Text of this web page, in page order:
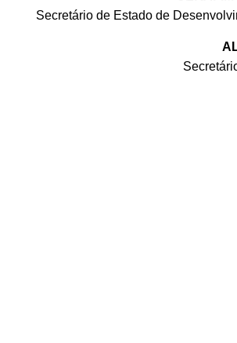
Secretário de Estado de